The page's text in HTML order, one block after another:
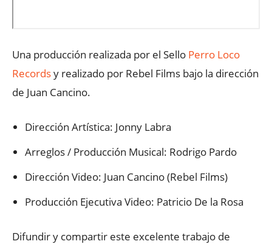
Una producción realizada por el Sello Perro Loco
Recordsy realizado por Rebel Films bajo la dirección
de Juan Cancino.
Dirección Artística: Jonny Labra
Arreglos / Producción Musical: Rodrigo Pardo
Dirección Video: Juan Cancino (Rebel Films)
Producción Ejecutiva Video: Patricio De la Rosa
Difundir y compartir este excelente trabajo de